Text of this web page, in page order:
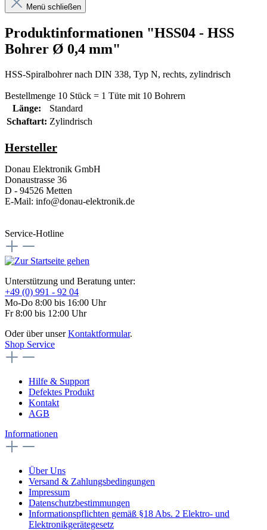
Menü schließen
Produktinformationen "HSS04 - HSS
Bohrer Ø 0,4 mm"
HSS-Spiralbohrer nach DIN 338, Typ N, rechts, zylindrisch
Bestellmenge 10 Stück = 1 Tüte mit 10 Bohrern
Länge:
Standard
Schaftart: Zylindrisch
Hersteller
Donau Elektronik GmbH
Donaustrasse 36
D - 94526 Metten
E-Mail: info@donau-elektronik.de
Service-Hotline
Unterstützung und Beratung unter:
+49 (0) 991 - 92 04
Mo-Do 8:00 bis 16:00 Uhr
Fr 8:00 bis 12:00 Uhr
Oder über unserKontaktformular.
Shop Service
Hilfe & Support
Defektes Produkt
Kontakt
AGB
Informationen
Über Uns
Versand & Zahlungsbedingungen
Impressum
Datenschutzbestimmungen
Informationspflichten gemäß §18 Abs. 2 Elektro- und
Elektronikgerätegesetz